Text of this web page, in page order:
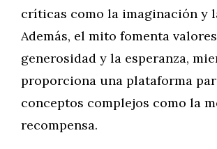
críticas como la imaginación y
Además, el mito fomenta
generosidad y la esperanza,
proporciona una plataforma
conceptos complejos como la
recompensa.